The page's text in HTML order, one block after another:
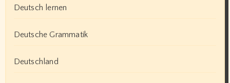
Deutsch lernen
Deutsche Grammatik
Deutschland